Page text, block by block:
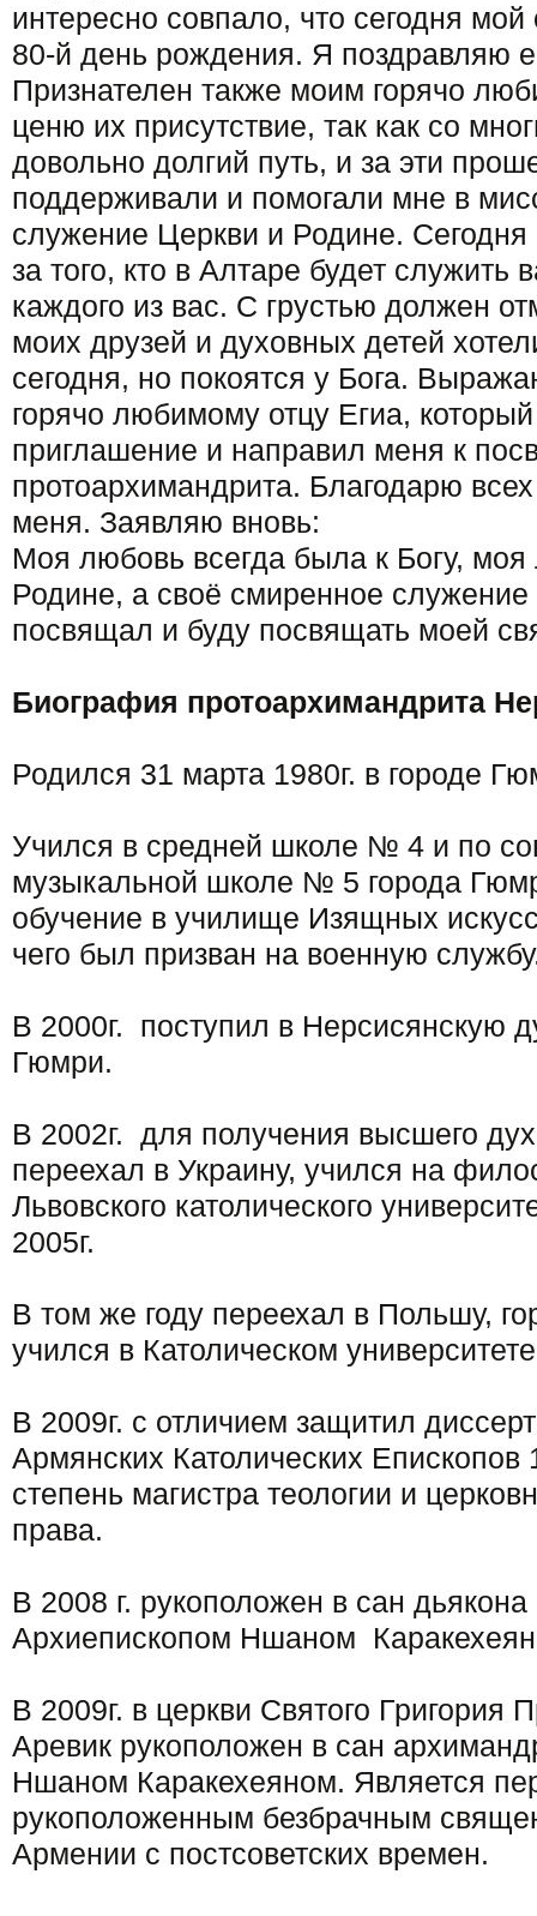
интересно совпало, что сегодня мой
80-й день рождения. Я поздравляю
Признателен также моим горячо
ценю их присутствие, так как со
довольно долгий путь, и за эти
поддерживали и помогали мне в
служение Церкви и Родине.
за того, кто в Алтаре будет служить
каждого из вас. С грустью должен
моих друзей и духовных детей
сегодня, но покоятся у Бога.
горячо любимому отцу Егиа,
приглашение и направил меня к
протоархимандрита. Благодарю
меня. Заявляю вновь:
Моя любовь всегда была к Богу,
Родине, а своё смиренное служение
посвящал и буду посвящать моей
Биография протоархимандрита
Родился 31 марта 1980г. в городе
Учился в средней школе № 4 и по
музыкальной школе № 5 города
обучение в училище Изящных
чего был призван на военную
В 2000г. поступил в Нерсисянскую
Гюмри.
В 2002г. для получения высшего
переехал в Украину, учился на
Львовского католического
2005г.
В том же году переехал в Польшу,
учился в Католическом
В 2009г. с отличием защитил
Армянских Католических Епископов
степень магистра теологии и
права.
В 2008 г. рукоположен в сан
Архиепископом Ншаном
В 2009г. в церкви Святого Григория
Аревик рукоположен в сан
Ншаном Каракехеяном. Является
рукоположенным безбрачным
Армении с постсоветских времен.